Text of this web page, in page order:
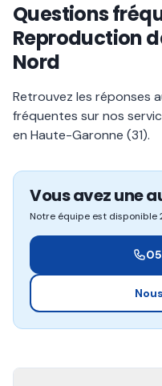
Questions
Reproduction
Nord
Retrouvez les réponses
fréquentes sur nos
en Haute-Garonne (31).
Vous avez une
Notre équipe est disponible